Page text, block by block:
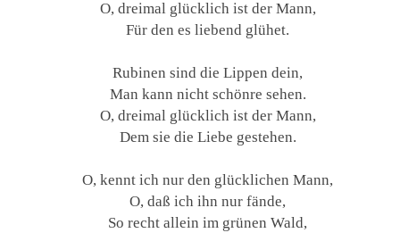
O, dreimal glücklich ist der Mann,
Für den es liebend glühet.
Rubinen sind die Lippen dein,
Man kann nicht schönre sehen.
O, dreimal glücklich ist der Mann,
Dem sie die Liebe gestehen.
O, kennt ich nur den glücklichen Mann,
O, daß ich ihn nur fände,
So recht allein im grünen Wald,